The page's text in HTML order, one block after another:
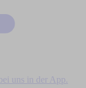
uns in der App.